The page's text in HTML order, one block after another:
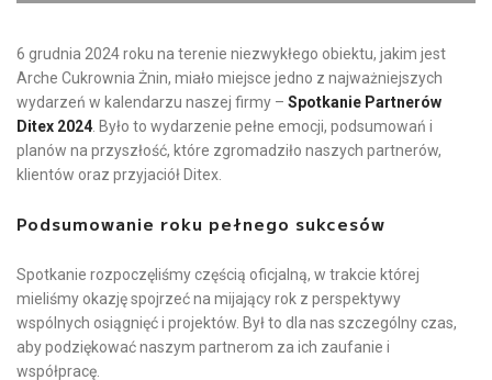
6 grudnia 2024 roku na terenie niezwykłego obiektu, jakim jest
Arche Cukrownia Żnin, miało miejsce jedno z najważniejszych
wydarzeń w kalendarzu naszej firmy – Spotkanie Partnerów
Ditex 2024 . Było to wydarzenie pełne emocji, podsumowań i
planów na przyszłość, które zgromadziło naszych partnerów,
klientów oraz przyjaciół Ditex.
Podsumowanie roku pełnego sukcesów
Spotkanie rozpoczęliśmy częścią oficjalną, w trakcie której
mieliśmy okazję spojrzeć na mijający rok z perspektywy
wspólnych osiągnięć i projektów. Był to dla nas szczególny czas,
aby podziękować naszym partnerom za ich zaufanie i
współpracę.